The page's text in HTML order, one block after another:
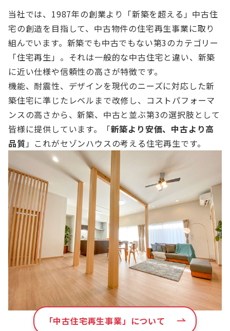
当社では、1987年の創業より「新築を超える」中古住
宅の創造を目指して、中古物件の住宅再生事業に取り
組んでいます。新築でも中古でもない第3のカテゴリー
「住宅再生」。それは一般的な中古住宅と違い、新築
に近い仕様や信頼性の高さが特徴です。
機能、耐震性、デザインを現代のニーズに対応した新
築住宅に準じたレベルまで改修し、コストパフォーマ
ンスの高さから、新築、中古と並ぶ第3の選択肢として
皆様に提供しています。「新築より安価、中古より高
品質 」これがセゾンハウスの考える住宅再生です。
「中古住宅再生事業」について